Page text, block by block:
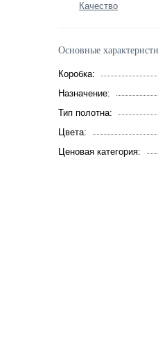
Качество
Основные
Коробка:
Назначение:
Тип полотна:
Цвета:
Ценовая категория: